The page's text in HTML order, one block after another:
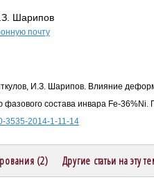
Шарипов
почту
И.З. Шарипов. Влияние
состава инвара Fe-
3535-2014-1-11-14
(2) Другие статьи на эту